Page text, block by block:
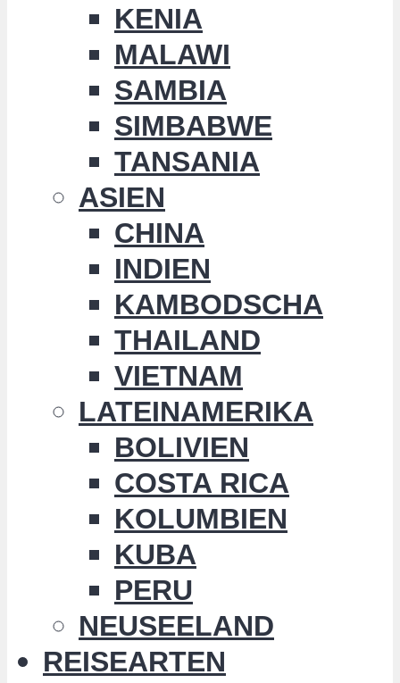
KENIA
MALAWI
SAMBIA
SIMBABWE
TANSANIA
ASIEN
CHINA
INDIEN
KAMBODSCHA
THAILAND
VIETNAM
LATEINAMERIKA
BOLIVIEN
COSTA RICA
KOLUMBIEN
KUBA
PERU
NEUSEELAND
REISEARTEN